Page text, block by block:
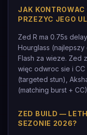
JAK
PRZEZYC JEGO
Zed R ma 0.75s
Hourglass (najlepszy
Flash za wieze. Zed
więc odwroc sie i
(targeted stun),
(matching burst +
ZED BUILD —
SEZONIE 2026?